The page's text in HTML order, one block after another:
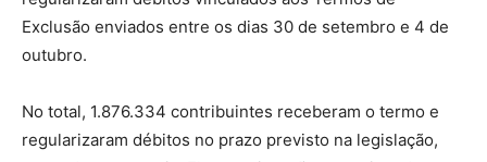
Exclusão enviados entre os dias 30 de setembro e 4 de
outubro.
No total, 1.876.334 contribuintes receberam o termo e
regularizaram débitos no prazo previsto na legislação,